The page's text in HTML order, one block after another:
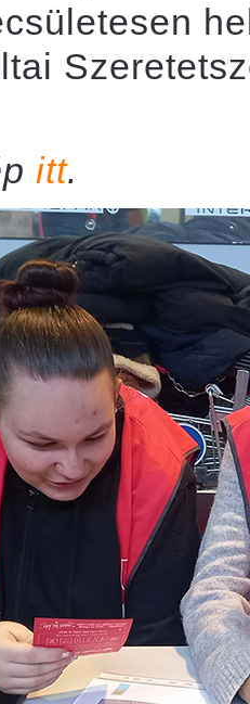
itt.